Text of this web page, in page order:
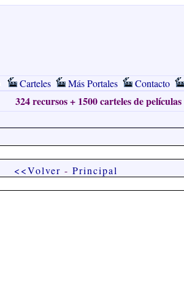
Carteles Más Portales Contacto
324 recursos + 1500 carteles de películas
<<Volver - Principal